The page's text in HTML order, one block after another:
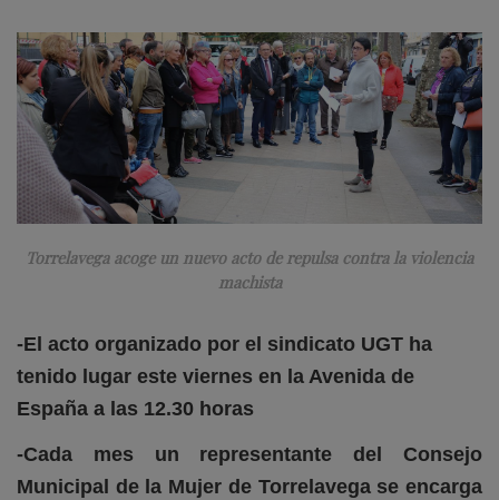
Torrelavega acoge un nuevo acto de repulsa contra la violencia
machista
-El acto organizado por el sindicato UGT ha
tenido lugar este viernes en la Avenida de
España a las 12.30 horas
-Cada mes un representante del Consejo
Municipal de la Mujer de Torrelavega se encarga